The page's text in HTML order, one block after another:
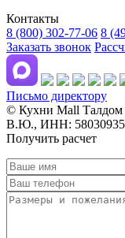
Контакты
8 (800) 302-77-06 8
Заказать звонок
Письмо директору
© Кухни Mall Талдом
В.Ю., ИНН:
Получить расчет